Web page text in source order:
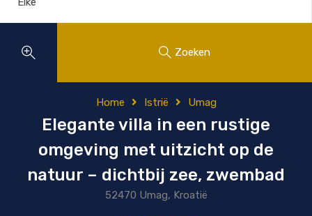
Zoeken
Home Istrië Umag
Elegante villa in een rustige
omgeving met uitzicht op de
natuur – dichtbij zee, zwembad
52470 Umag, Kroatië